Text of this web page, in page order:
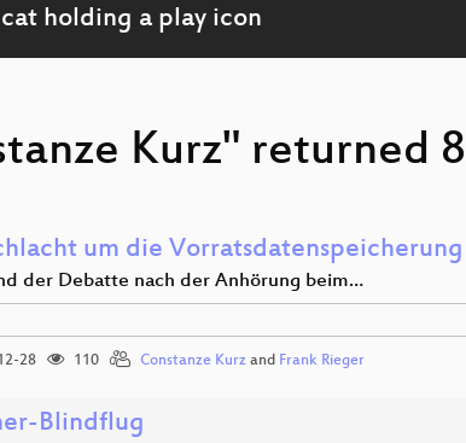
Kurz" returned
um die Vorratsdatenspeicherung
der Debatte nach der Anhörung beim…
28 110 Constanze Kurz and Frank Rieger
Blindflug